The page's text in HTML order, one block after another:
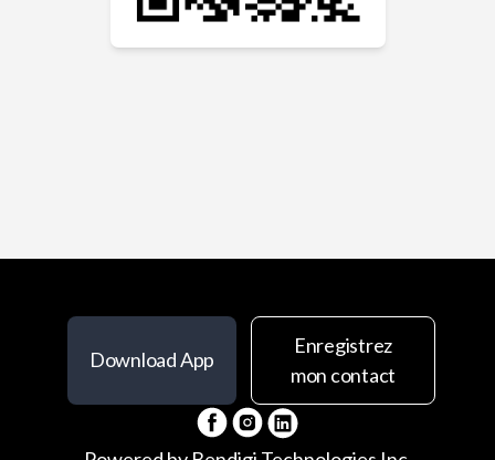
Download App
Enregistrez
mon contact